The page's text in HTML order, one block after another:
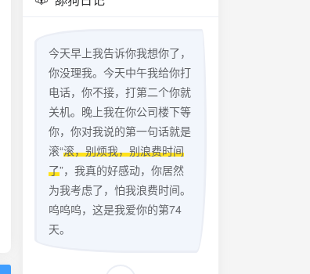
今天早上我告诉你我想你了，
你没理我。今天中午我给你打
电话，你不接，打第二个你就
关机。晚上我在你公司楼下等
你，你对我说的第一句话就是
滚“滚，别烦我，别浪费时间
了”，我真的好感动，你居然
为我考虑了，怕我浪费时间。
呜呜呜，这是我爱你的第74
天。